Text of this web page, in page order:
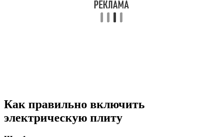
Как правильно включить
электрическую плиту